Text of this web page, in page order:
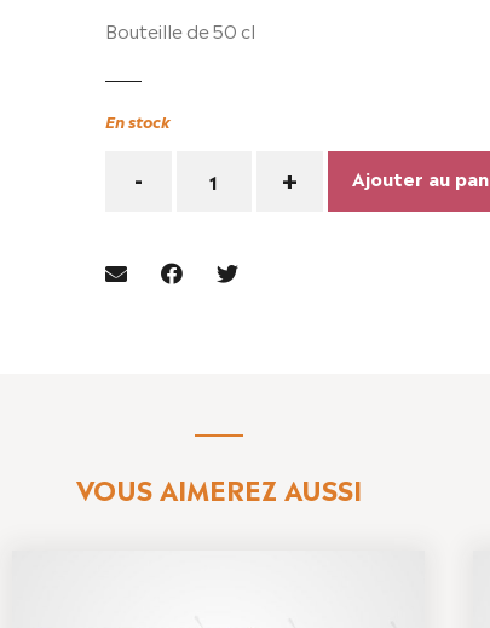
Bouteille de 50 cl
En stock
- + Ajouter au
VOUS AIMEREZ AUSSI